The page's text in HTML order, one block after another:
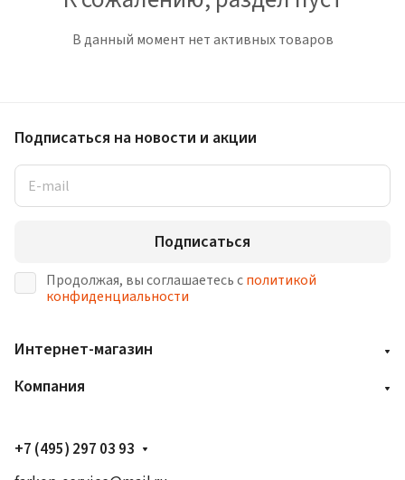
В данный момент нет активных товаров
Подписаться на новости и акции
Подписаться
Продолжая, вы соглашаетесь сполитикой
конфиденциальности
Интернет-магазин
Компания
+7 (495) 297 03 93